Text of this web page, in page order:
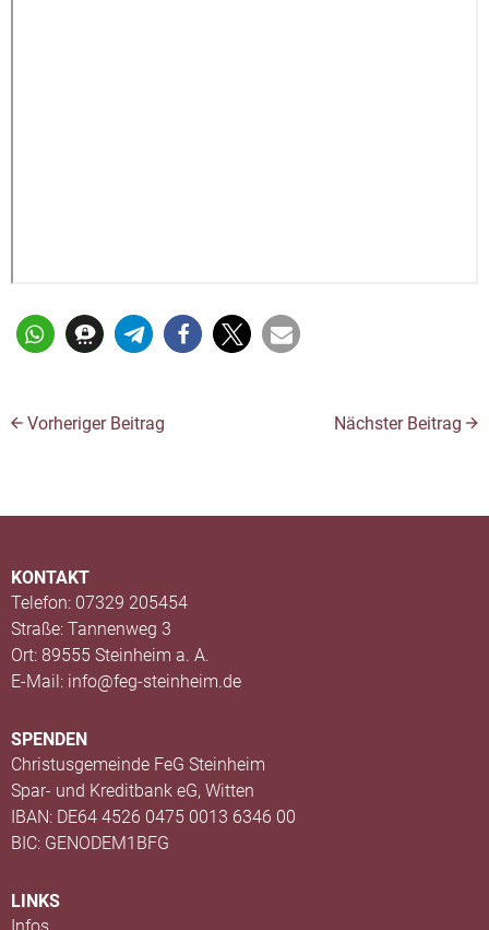
Vorheriger Beitrag Nächster Beitrag
KONTAKT
Telefon: 07329 205454
Straße: Tannenweg 3
Ort: 89555 Steinheim a. A.
E-Mail: info@feg-steinheim.de
SPENDEN
Christusgemeinde FeG Steinheim
Spar- und Kreditbank eG, Witten
IBAN: DE64 4526 0475 0013 6346 00
BIC: GENODEM1BFG
LINKS